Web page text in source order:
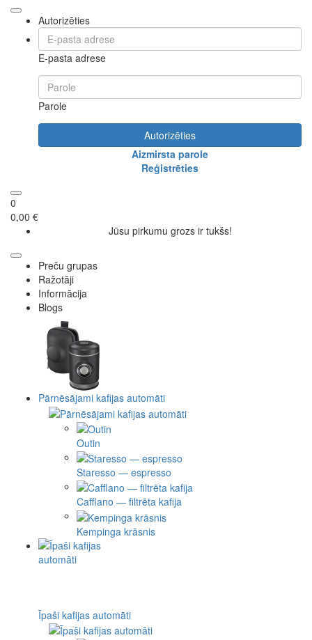
Autorizēties
E-pasta adrese
Parole
Autorizēties
Aizmirsta parole
Reģistrēties
0
0,00 €
Jūsu pirkumu grozs ir tukšs!
Preču grupas
Ražotāji
Informācija
Blogs
Pārnēsājami kafijas automāti
Outin
Staresso — espresso
Cafflano — filtrēta kafija
Kempinga krāsnis
Īpaši kafijas automāti